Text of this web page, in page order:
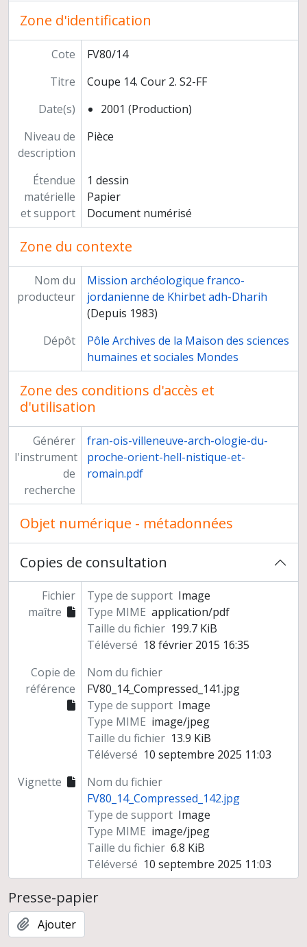
Zone d'identification
Cote
FV80/14
Titre
Coupe 14. Cour 2. S2-FF
Date(s)
2001 (Production)
Niveau de
description
Pièce
Étendue
matérielle
et support
1 dessin
Papier
Document numérisé
Zone du contexte
Nom du
producteur
Mission archéologique franco-
jordanienne de Khirbet adh-Dharih
(Depuis 1983)
Dépôt
Pôle Archives de la Maison des sciences
humaines et sociales Mondes
Zone des conditions d'accès et
d'utilisation
Générer
l'instrument
de
recherche
fran-ois-villeneuve-arch-ologie-du-
proche-orient-hell-nistique-et-
romain.pdf
Objet numérique - métadonnées
Copies de consultation
Fichier
maître
Type de support Image
Type MIME application/pdf
Taille du fichier 199.7 KiB
Téléversé 18 février 2015 16:35
Copie de
référence
Nom du fichier
FV80_14_Compressed_141.jpg
Type de support Image
Type MIME image/jpeg
Taille du fichier 13.9 KiB
Téléversé 10 septembre 2025 11:03
Vignette
Nom du fichier
FV80_14_Compressed_142.jpg
Type de support Image
Type MIME image/jpeg
Taille du fichier 6.8 KiB
Téléversé 10 septembre 2025 11:03
Presse-papier
Ajouter